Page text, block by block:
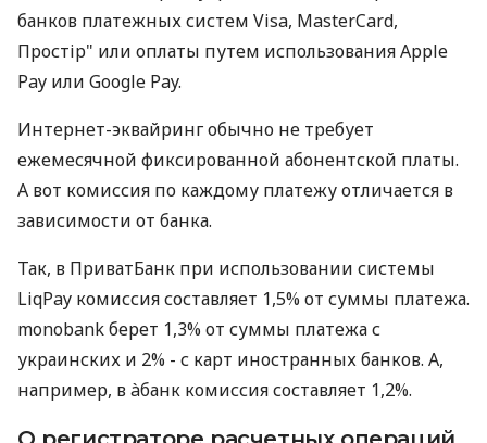
банков платежных систем Visa, MasterCard,
Простір" или оплаты путем использования Apple
Pay или Google Pay.
Интернет-эквайринг обычно не требует
ежемесячной фиксированной абонентской платы.
А вот комиссия по каждому платежу отличается в
зависимости от банка.
Так, в ПриватБанк при использовании системы
LiqPay комиссия составляет 1,5% от суммы платежа.
monobank берет 1,3% от суммы платежа с
украинских и 2% - с карт иностранных банков. А,
например, в àбанк комиссия составляет 1,2%.